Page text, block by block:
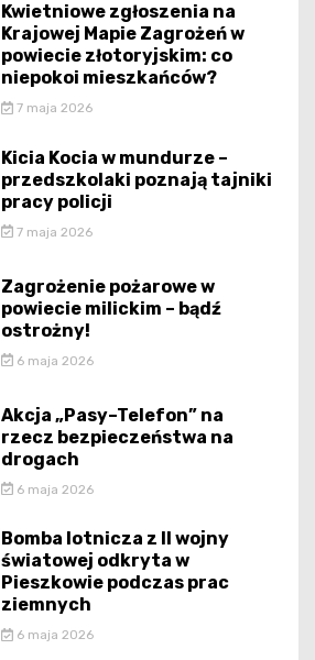
Kwietniowe zgłoszenia na
Krajowej Mapie Zagrożeń w
powiecie złotoryjskim: co
niepokoi mieszkańców?
7 maja 2026
Kicia Kocia w mundurze –
przedszkolaki poznają tajniki
pracy policji
7 maja 2026
Zagrożenie pożarowe w
powiecie milickim – bądź
ostrożny!
6 maja 2026
Akcja „Pasy–Telefon” na
rzecz bezpieczeństwa na
drogach
6 maja 2026
Bomba lotnicza z II wojny
światowej odkryta w
Pieszkowie podczas prac
ziemnych
6 maja 2026